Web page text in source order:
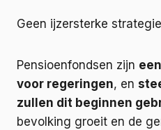
Geen ijzersterke
Pensioenfondsen zijn
voor regeringen, en
zullen dit beginnen
bevolking groeit en de